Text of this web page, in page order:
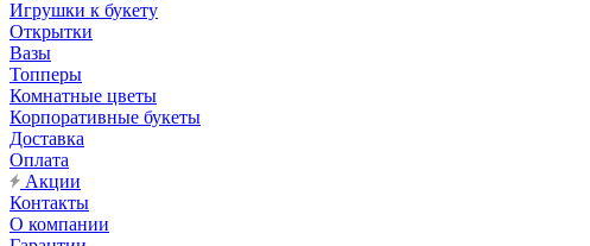
Игрушки к букету
Открытки
Вазы
Топперы
Комнатные цветы
Корпоративные букеты
Доставка
Оплата
Акции
Контакты
О компании